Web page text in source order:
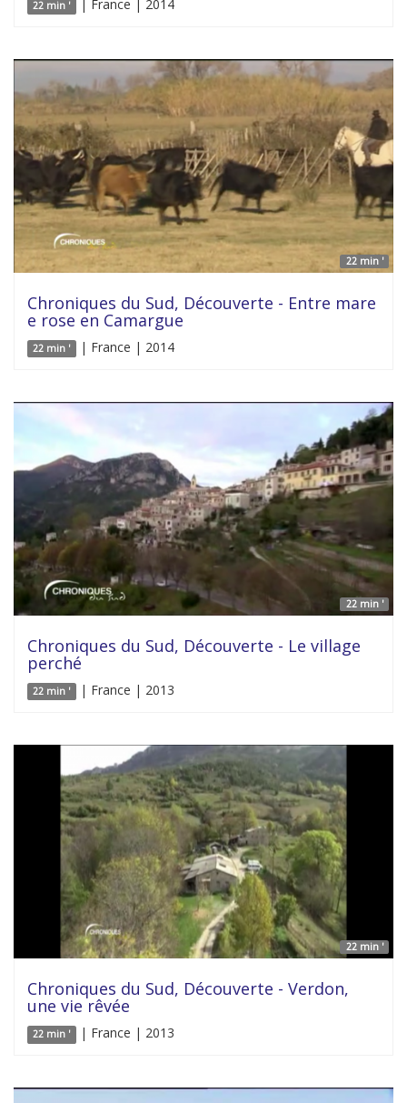
22 min ' | France | 2014
22 min '
Chroniques du Sud, Découverte - Entre mare
e rose en Camargue
22 min ' | France | 2014
22 min '
Chroniques du Sud, Découverte - Le village
perché
22 min ' | France | 2013
22 min '
Chroniques du Sud, Découverte - Verdon,
une vie rêvée
22 min ' | France | 2013